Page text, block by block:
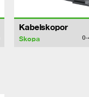
Kabelskopor
Skopa